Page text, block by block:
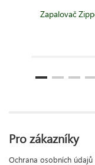
Zapalovač
Pro zákazníky
Ochrana osobních údajů